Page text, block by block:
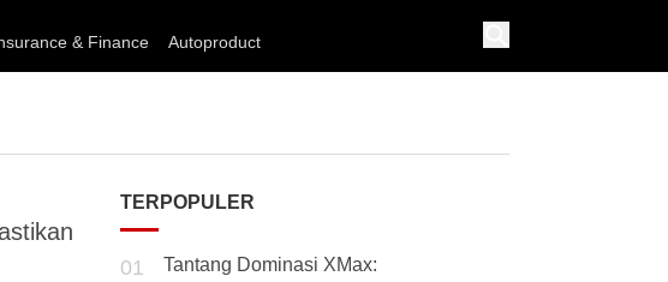
& Finance Autoproduct
TERPOPULER
01
Tantang Dominasi XMax: